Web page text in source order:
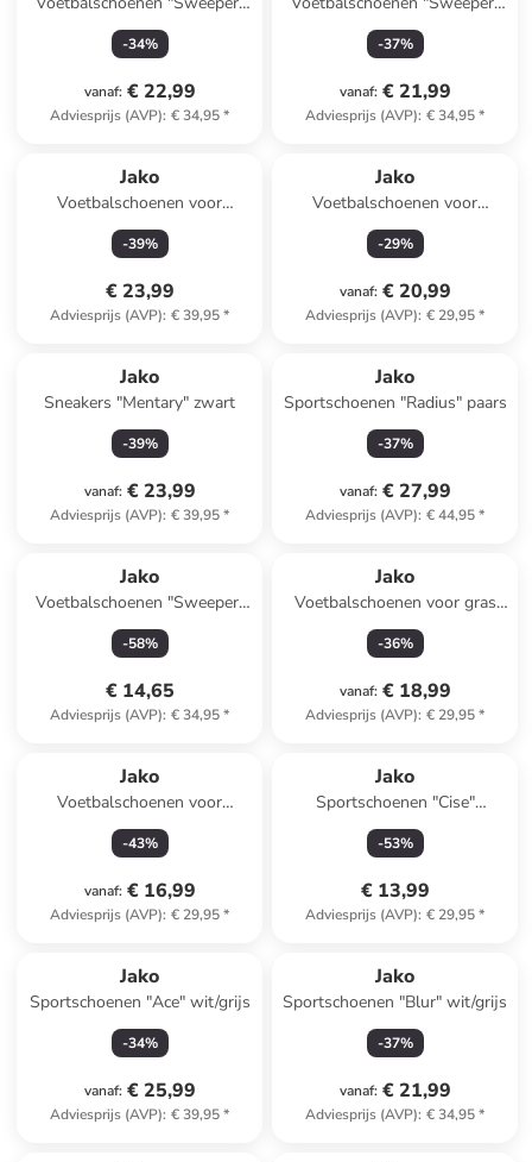
turquoise/groen
-34%
vanaf: € 22,99
Adviesprijs (AVP): € 34,95*
goudkleurig
-37%
vanaf: € 21,99
Adviesprijs (AVP): € 34,95*
Jako
Voetbalschoenen voor
(kunst)gras "Skill" blauw
-39%
€ 23,99
Adviesprijs (AVP): € 39,95*
Jako
Voetbalschoenen voor
hardcourt "Signature" zwart
-29%
vanaf: € 20,99
Adviesprijs (AVP): € 29,95*
Jako
Sneakers "Mentary" zwart
-39%
vanaf: € 23,99
Adviesprijs (AVP): € 39,95*
Jako
Sportschoenen "Radius" paars
-37%
vanaf: € 27,99
Adviesprijs (AVP): € 44,95*
Jako
Voetbalschoenen "Sweeper"
goudkleurig
-58%
€ 14,65
Adviesprijs (AVP): € 34,95*
Jako
Voetbalschoenen voor gras
"Signature" groen
-36%
vanaf: € 18,99
Adviesprijs (AVP): € 29,95*
Jako
Voetbalschoenen voor
hardcourt "Signature"
neongroen
-43%
vanaf: € 16,99
Adviesprijs (AVP): € 29,95*
Jako
Sportschoenen "Cise"
lichtblauw
-53%
€ 13,99
Adviesprijs (AVP): € 29,95*
Jako
Sportschoenen "Ace" wit/grijs
-34%
vanaf: € 25,99
Adviesprijs (AVP): € 39,95*
Jako
Sportschoenen "Blur" wit/grijs
-37%
vanaf: € 21,99
Adviesprijs (AVP): € 34,95*